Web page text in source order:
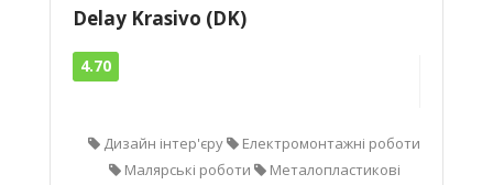
Delay Krasivo (DK)
4.70
Дизайн інтер'єру
Електромонтажні роботи
Малярські роботи
Металопластикові